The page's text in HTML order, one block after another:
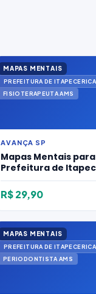
MAPAS MENTAIS
FISIOTERAPEUTA AMS
AVANÇA SP
Mapas Mentais
Prefeitura de
2026 para
R$ 29,90
MAPAS MENTAIS
PERIODONTISTA AMS